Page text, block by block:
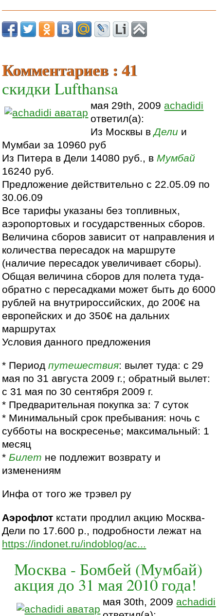
Комментариев : 41
скидки Lufthansa
мая 29th, 2009 achadidi
ответил(а):
Из Москвы вДели и
Мумбаи за 10960 руб
Из Питера в Дели 14080 руб., вМумбай
16240 руб.
Предложение действительно с 22.05.09 по
30.06.09
Все тарифы указаны без топливных,
аэропортовых и государственных сборов.
Величина сборов зависит от направления и
количества пересадок на маршруте
(наличие пересадок увеличивает сборы).
Общая величина сборов для полета туда-
обратно с пересадками может быть до 6000
рублей на внутрироссийских, до 200€ на
европейских и до 350€ на дальних
маршрутах
Условия данного предложения
* Периодпутешествия: вылет туда: с 29
мая по 31 августа 2009 г.; обратный вылет:
с 31 мая по 30 сентября 2009 г.
* Предварительная покупка за: 7 суток
* Минимальный срок пребывания: ночь с
субботы на воскресенье; максимальный: 1
месяц
*Билет не подлежит возврату и
изменениям
Инфа от того же трэвел ру
Аэрофлот кстати продлил акцию Москва-
Дели по 17.600 р., подробности лежат на
https://indonet.ru/indoblog/ac...
Москва - Бомбей (Мумбай)
акция до 31 мая 2010 года!
мая 30th, 2009 achadidi